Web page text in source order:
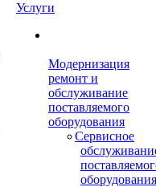
Услуги
Модернизация
ремонт и
обслуживание
поставляемого
оборудования
Сервисное
оборудования